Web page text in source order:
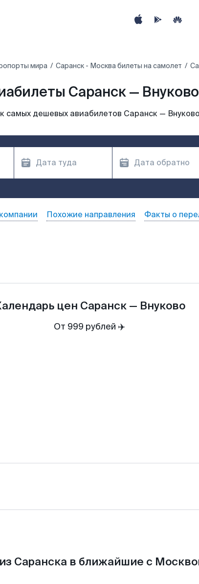
мира Саранск - Москва билеты на самолет
Саранск — Внуково
самых дешевых авиабилетов Саранск — Внуково
Похожие направления Факты о
цен Саранск— Внуково
От 999 рублей ✈️
Саранска в ближайшие с